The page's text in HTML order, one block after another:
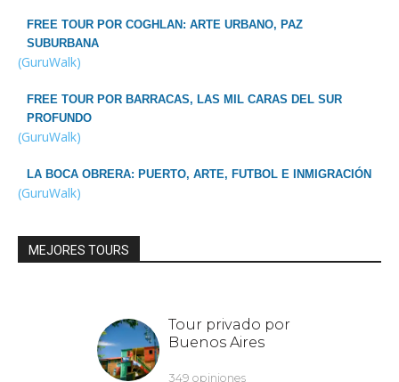
FREE TOUR POR COGHLAN: ARTE URBANO, PAZ
SUBURBANA
(GuruWalk)
FREE TOUR POR BARRACAS, LAS MIL CARAS DEL SUR
PROFUNDO
(GuruWalk)
LA BOCA OBRERA: PUERTO, ARTE, FUTBOL E INMIGRACIÓN
(GuruWalk)
MEJORES TOURS